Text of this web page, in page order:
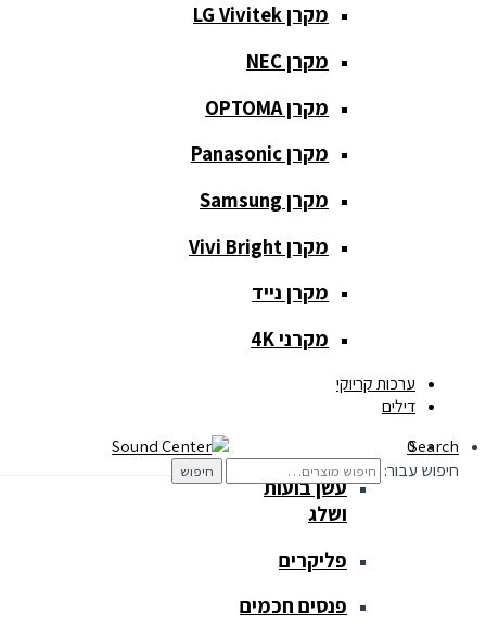
כלי נגינה
גיטרות
כלי נשיפה
קלידים
תופים
תאורה ואפקטים
עשן בועות
ושלג
פליקרים
פנסים חכמים
מקרן LG Vivitek
מקרן NEC
מקרן OPTOMA
מקרן Panasonic
מקרן Samsung
מקרן Vivi Bright
מקרן נייד
מקרני 4K
ערכות קריוקי
דילים
Search
חיפוש עבור:
חיפוש
0